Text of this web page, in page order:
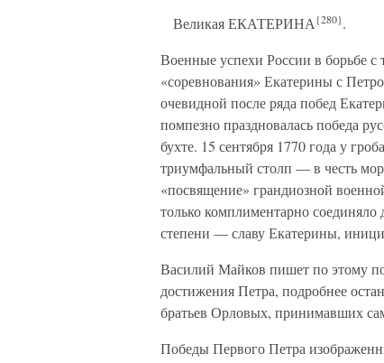
Великая ЕКАТЕРИНА{280}.
Военные успехи России в борьбе с
«соревнования» Екатерины с
очевидной после ряда побед
помпезно праздновалась победа
бухте. 15 сентября 1770 года у
триумфальный столп — в честь
«посвящение» грандиозной
только комплиментарно
степени — славу Екатерины,
Василий Майков пишет по этому
достижения Петра, подробнее
братьев Орловых, принимавших
Победы Первого Петра